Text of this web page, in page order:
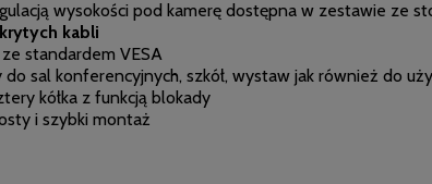
wysokości pod kamerę dostępna w zestawie ze
kabli
standardem VESA
do sal konferencyjnych, szkół, wystaw jak również do
kółka z funkcją blokady
i szybki montaż